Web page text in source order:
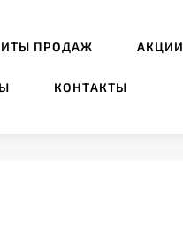
ПРОДАЖ АКЦИИ
КОНТАКТЫ